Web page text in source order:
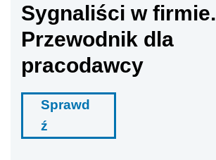
Sygnaliści w firmie.
Przewodnik dla
pracodawcy
Sprawd
ź